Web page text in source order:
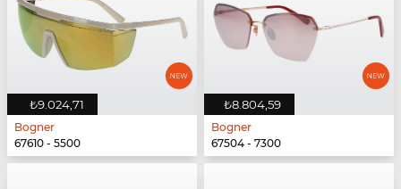
₺9.024,71
Bogner
67610 - 5500
₺8.804,59
Bogner
67504 - 7300